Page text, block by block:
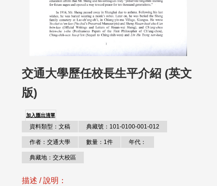
交通大學歷任校長生平介紹 (英文
版)
加入匯出清單
資料類型：文稿 典藏號：101-0100-001-012
作者：交通大學 數量：1件 年代：
典藏地：交大校區
描述 / 說明：